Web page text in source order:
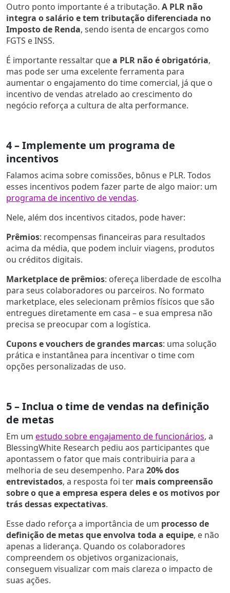
Outro ponto importante é a tributação. A PLR não
integra o salário e tem tributação diferenciada no
Imposto de Renda, sendo isenta de encargos como
FGTS e INSS.
É importante ressaltar quea PLR não é obrigatória,
mas pode ser uma excelente ferramenta para
aumentar o engajamento do time comercial, já que o
incentivo de vendas atrelado ao crescimento do
negócio reforça a cultura de alta performance.
4 – Implemente um programa de
incentivos
Falamos acima sobre comissões, bônus e PLR. Todos
esses incentivos podem fazer parte de algo maior: um
programa de incentivo de vendas.
Nele, além dos incentivos citados, pode haver:
Prêmios: recompensas financeiras para resultados
acima da média, que podem incluir viagens, produtos
ou créditos digitais.
Marketplace de prêmios: ofereça liberdade de escolha
para seus colaboradores ou parceiros. No formato
marketplace, eles selecionam prêmios físicos que são
entregues diretamente em casa – e sua empresa não
precisa se preocupar com a logística.
Cupons e vouchers de grandes marcas: uma solução
prática e instantânea para incentivar o time com
opções personalizadas de uso.
5 – Inclua o time de vendas na definição
de metas
Em um estudo sobre engajamento de funcionários, a
BlessingWhite Research pediu aos participantes que
apontassem o fator que mais contribuiria para a
melhoria de seu desempenho. Para 20% dos
entrevistados, a resposta foi ter mais compreensão
sobre o que a empresa espera deles e os motivos por
trás dessas expectativas.
Esse dado reforça a importância de um processo de
definição de metas que envolva toda a equipe, e não
apenas a liderança. Quando os colaboradores
compreendem os objetivos organizacionais,
conseguem visualizar com mais clareza o impacto de
suas ações.